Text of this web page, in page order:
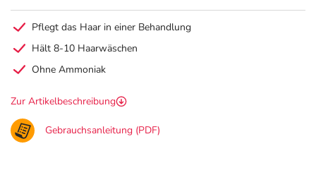
Pflegt das Haar in einer Behandlung
Hält 8-10 Haarwäschen
Ohne Ammoniak
Zur Artikelbeschreibung
Gebrauchsanleitung (PDF)